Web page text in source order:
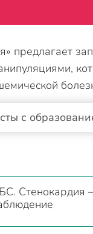
предлагает
с
Стенокардия